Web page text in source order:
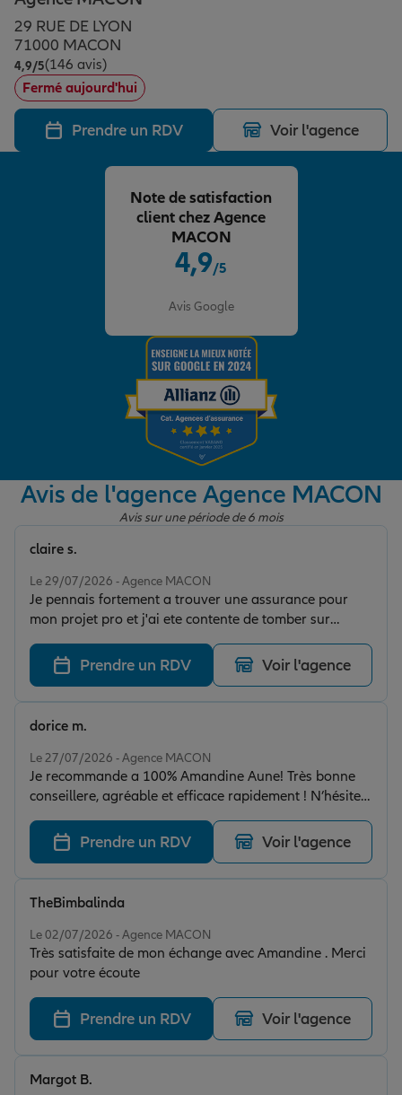
Assurance emprunteur
Prévoyance et dépendance
Assurance animal de compagnie
Protection de la famille
Protection juridique
Épargne & retraite
Plan épargne retraite
Assurance vie
Placements financiers
Investissements immobiliers
Transmission
Vos projets
Partir en vacances
Départ à la retraite
Préparer l’avenir
Conseil assurance
Assurance habitation
Le Pack Famille
Garantie des accidents de la vie
Assurance scolaire
Protection juridique
Retraite
Tous nos devis d'assurance
Allianz en France
29 RUE DE LYON
71000 MACON
4,9/5Note de 4.9 sur 5
(146 avis)
Fermé aujourd'hui
Prendre un RDV Voir l'agence
4,9/5
Avis Google
Note de satisfaction
client chez Agence
MACON
Avis de l'agence Agence MACON
Avis sur une période de 6 mois
Le 29/07/2026 - Agence MACON
Je pennais fortement a trouver une assurance pour
mon projet pro et j'ai ete contente de tomber sur
amandine qui a tout de suite su cibler mes attentes!
J'ai enfin pu avancer
claire s.
Prendre un RDV Voir l'agence
Le 27/07/2026 - Agence MACON
Je recommande a 100% Amandine Aune! Très bonne
conseillere, agréable et efficace rapidement ! N’hésitez
pas
dorice m.
Prendre un RDV Voir l'agence
Le 02/07/2026 - Agence MACON
Très satisfaite de mon échange avec Amandine . Merci
pour votre écoute
TheBimbalinda
Prendre un RDV Voir l'agence
Margot B.